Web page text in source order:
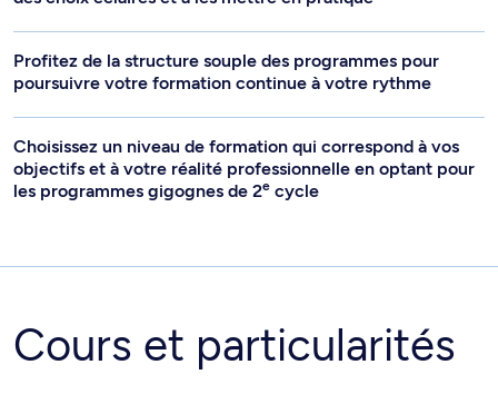
Profitez de la structure souple des programmes pour
poursuivre votre formation continue à votre rythme
Choisissez un niveau de formation qui correspond à vos
objectifs et à votre réalité professionnelle en optant pour
les programmes gigognes de 2e cycle
Cours et particularités